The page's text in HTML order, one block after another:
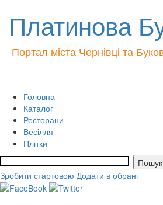
Платинова
Портал міста Чернівці та
Головна
Каталог
Ресторани
Весілля
Плітки
Зробити стартовою Додати в обрані